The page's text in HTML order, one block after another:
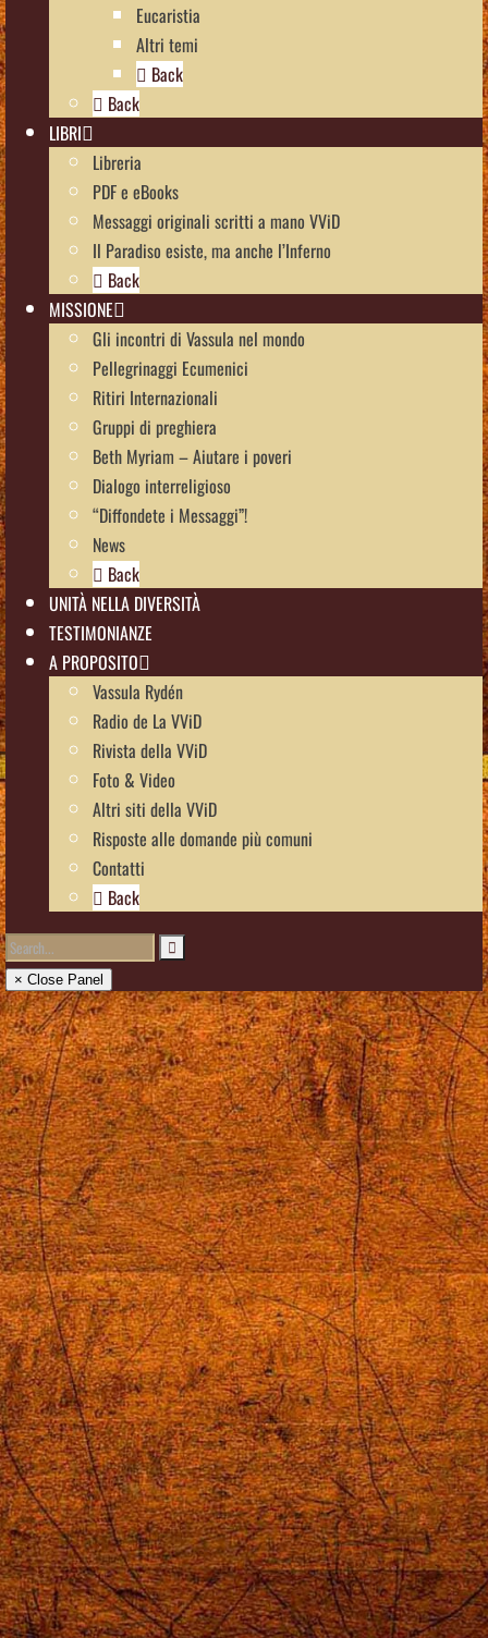
Eucaristia
Altri temi
Back
Back
LIBRI
Libreria
PDF e eBooks
Messaggi originali scritti a mano VViD
Il Paradiso esiste, ma anche l’Inferno
Back
MISSIONE
Gli incontri di Vassula nel mondo
Pellegrinaggi Ecumenici
Ritiri Internazionali
Gruppi di preghiera
Beth Myriam – Aiutare i poveri
Dialogo interreligioso
“Diffondete i Messaggi”!
News
Back
UNITÀ NELLA DIVERSITÀ
TESTIMONIANZE
A PROPOSITO
Vassula Rydén
Radio de La VViD
Rivista della VViD
Foto & Video
Altri siti della VViD
Risposte alle domande più comuni
Contatti
Back
× Close Panel